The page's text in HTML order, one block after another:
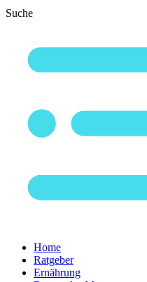
Suche
Home
Ratgeber
Ernährung